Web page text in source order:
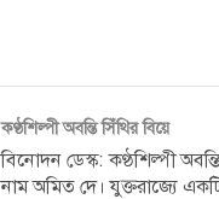
কণ্ঠশিল্পী অবন্তি সিঁথির বিয়ে
বিনোদন ডেস্ক: কণ্ঠশিল্পী
নাম অমিত দে। যুক্তরাজ্যে